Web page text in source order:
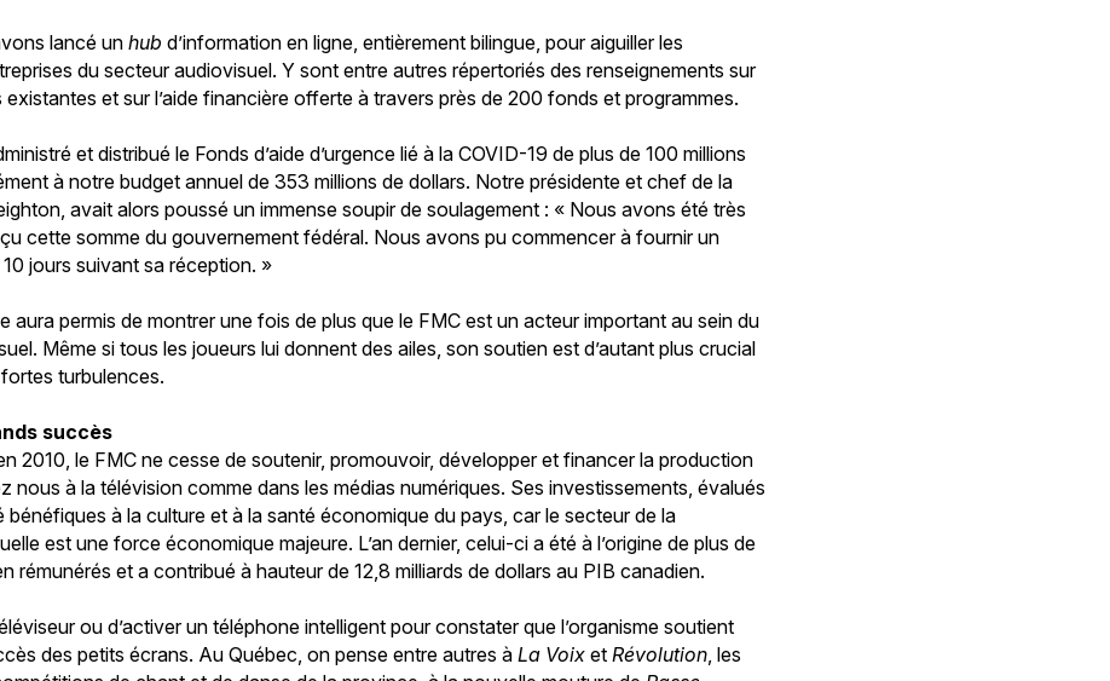
lancé unhub d’information en ligne, entièrement bilingue, pour aiguiller les
du secteur audiovisuel. Y sont entre autres répertoriés des renseignements sur
existantes et sur l’aide financière offerte à travers près de 200 fonds et programmes.
et distribué le Fonds d’aide d’urgence lié à la COVID-19 de plus de 100 millions
à notre budget annuel de 353 millions de dollars. Notre présidente et chef de la
avait alors poussé un immense soupir de soulagement : « Nous avons été très
cette somme du gouvernement fédéral. Nous avons pu commencer à fournir un
jours suivant sa réception. »
aura permis de montrer une fois de plus que le FMC est un acteur important au sein du
Même si tous les joueurs lui donnent des ailes, son soutien est d’autant plus crucial
turbulences.
succès
2010, le FMC ne cesse de soutenir, promouvoir, développer et financer la production
nous à la télévision comme dans les médias numériques. Ses investissements, évalués
bénéfiques à la culture et à la santé économique du pays, car le secteur de la
est une force économique majeure. L’an dernier, celui-ci a été à l’origine de plus de
rémunérés et a contribué à hauteur de 12,8 milliards de dollars au PIB canadien.
ou d’activer un téléphone intelligent pour constater que l’organisme soutient
des petits écrans. Au Québec, on pense entre autres àLa Voix etRévolution , les